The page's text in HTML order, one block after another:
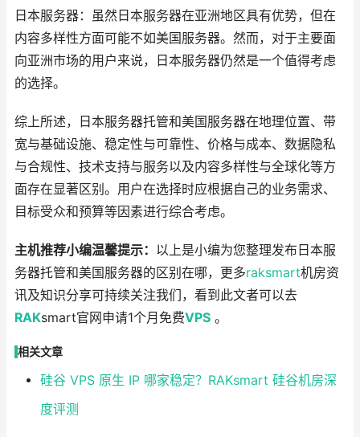
日本服务器：虽然日本服务器在亚洲地区具有优势，但在
内容多样性方面可能不如美国服务器。然而，对于主要面
向亚洲市场的用户来说，日本服务器仍然是一个值得考虑
的选择。
综上所述，日本服务器托管和美国服务器在地理位置、带
宽与基础设施、稳定性与可靠性、价格与成本、数据隐私
与合规性、技术支持与服务以及内容多样性与全球化等方
面存在显著区别。用户在选择时应根据自己的业务需求、
目标受众和预算等因素进行综合考虑。
主机推荐小编温馨提示： 以上是小编为您整理发布日本服
务器托管和美国服务器的区别在哪，更多raksmart机房资
讯及知识分享可持续关注我们，看到此文者可以去
RAKsmart官网申请1个月免费VPS 。
相关文章
硅谷 VPS 原生 IP 哪家稳定？RAKsmart 硅谷机房深
度评测